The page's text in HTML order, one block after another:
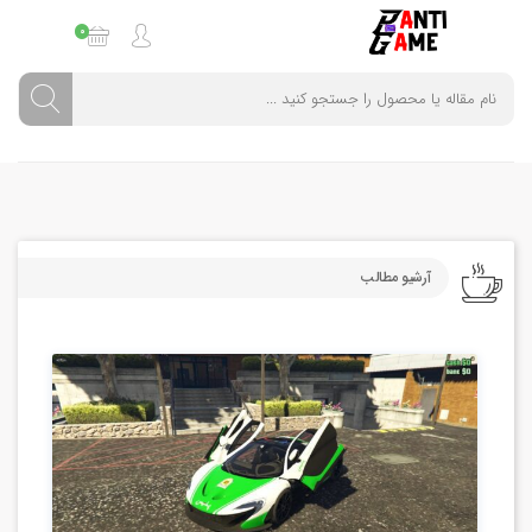
0
آرشیو مطالب